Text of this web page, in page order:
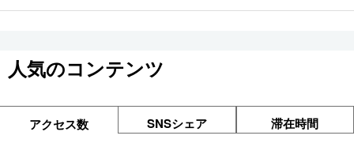
人気のコンテンツ
アクセス数 SNSシェア 滞在時間